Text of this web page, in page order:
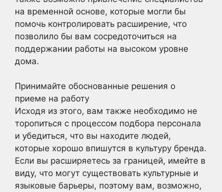
на временной основе, которые могли бы
помочь контролировать расширение, что
позволило бы вам сосредоточиться на
поддержании работы на высоком уровне
дома.
Принимайте обоснованные решения о
приеме на работу
Исходя из этого, вам также необходимо не
торопиться с процессом подбора персонала
и убедиться, что вы находите людей,
которые хорошо впишутся в культуру бренда.
Если вы расширяетесь за границей, имейте в
виду, что могут существовать культурные и
языковые барьеры, поэтому вам, возможно,